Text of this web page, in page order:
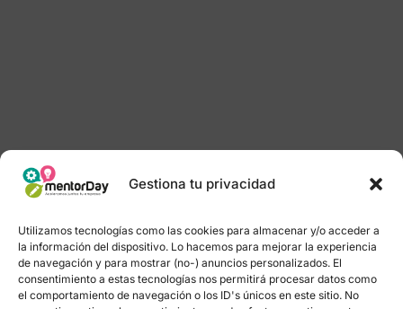
Gestiona tu privacidad
Utilizamos tecnologías como las cookies para almacenar y/o acceder a
la información del dispositivo. Lo hacemos para mejorar la experiencia
de navegación y para mostrar (no-) anuncios personalizados. El
consentimiento a estas tecnologías nos permitirá procesar datos como
el comportamiento de navegación o los ID's únicos en este sitio. No